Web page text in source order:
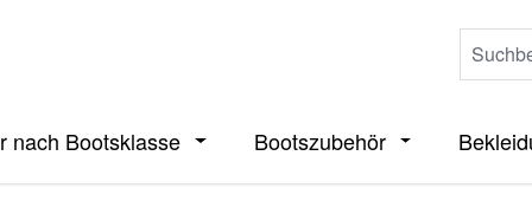
das Dropdown der Kategorie Boote
nach Bootsklasse Öffne oder Schließe das Dropdown
Bootszubehör Öffne oder